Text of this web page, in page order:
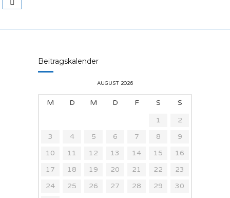
Beitragskalender
AUGUST 2026
M D M D F S
S
1
2
3
4 5 6 7 8
9
10
11 12 13 14 15
16
17
18 19 20 21 22
23
24
25 26 27 28 29
30